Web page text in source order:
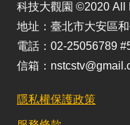
科技大觀園 ©2020 All
地址：臺北市大安區
電話：02-25056789
信箱：
隱私權保護政策